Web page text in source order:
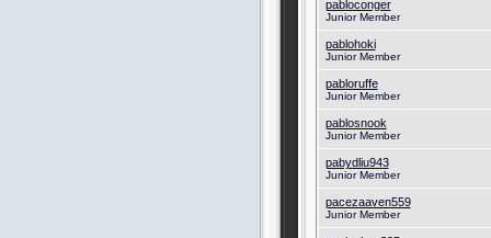
pabloconger
Junior Member
pablohoki
Junior Member
pabloruffe
Junior Member
pablosnook
Junior Member
pabydliu943
Junior Member
pacezaaven559
Junior Member